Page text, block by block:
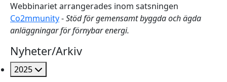
Webbinariet arrangerades inom satsningen
Co2mmunity-Stöd för gemensamt byggda och ägda
anläggningar för förnybar energi.
Nyheter/Arkiv
2025